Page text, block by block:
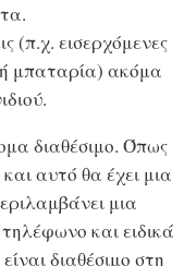
(π.χ. εισερχόμενες
μπαταρία) ακόμα
διαθέσιμο. Όπως
αυτό θα έχει μια
μια
και ειδικά
διαθέσιμο στη